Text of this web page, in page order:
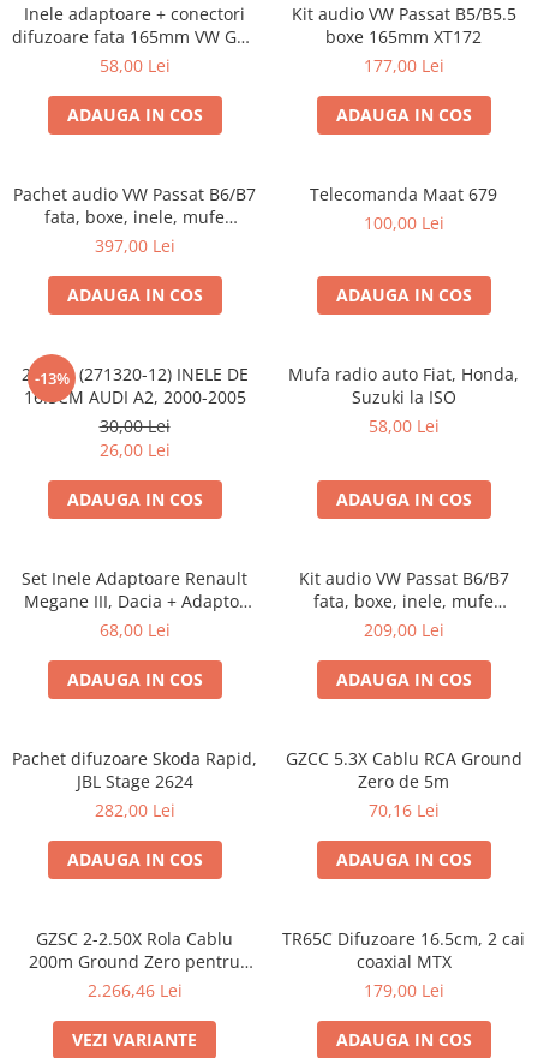
Inele adaptoare + conectori
difuzoare fata 165mm VW Golf
V, VI
58,00 Lei
ADAUGA IN COS
Kit audio VW Passat B5/B5.5
boxe 165mm XT172
177,00 Lei
ADAUGA IN COS
Pachet audio VW Passat B6/B7
fata, boxe, inele, mufe
adaptoare JBL STAGE2 604C
397,00 Lei
ADAUGA IN COS
Telecomanda Maat 679
100,00 Lei
ADAUGA IN COS
-13%
20.450 (271320-12) INELE DE
16.5CM AUDI A2, 2000-2005
30,00 Lei
26,00 Lei
ADAUGA IN COS
Mufa radio auto Fiat, Honda,
Suzuki la ISO
58,00 Lei
ADAUGA IN COS
Set Inele Adaptoare Renault
Megane III, Dacia + Adaptor
conector difuzor
68,00 Lei
ADAUGA IN COS
Kit audio VW Passat B6/B7
fata, boxe, inele, mufe
adaptoare Excalibur X172
209,00 Lei
ADAUGA IN COS
Pachet difuzoare Skoda Rapid,
JBL Stage 2624
282,00 Lei
ADAUGA IN COS
GZCC 5.3X Cablu RCA Ground
Zero de 5m
70,16 Lei
ADAUGA IN COS
GZSC 2-2.50X Rola Cablu
200m Ground Zero pentru
difuzoare, 2x2,5 mm²
2.266,46 Lei
VEZI VARIANTE
TR65C Difuzoare 16.5cm, 2 cai
coaxial MTX
179,00 Lei
ADAUGA IN COS